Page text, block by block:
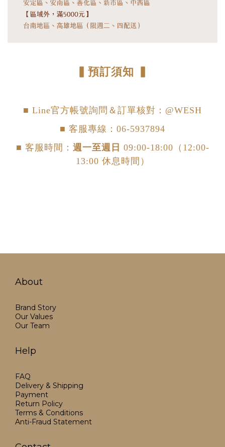
▍預訂須知 ▍
■ Line官方帳號詢問＆訂單核對： @WESH
■ 客服專線：06-5937894
■ 客服時間： 週一至週日 09:00-18:00（12:00-
13:00 休息時間）
About
Brand Story
Our Values
Our Team
Help
FAQ
Delivery & Shipping
Payment
Return Policy
Terms & Conditions
Anti-Fraud Statement